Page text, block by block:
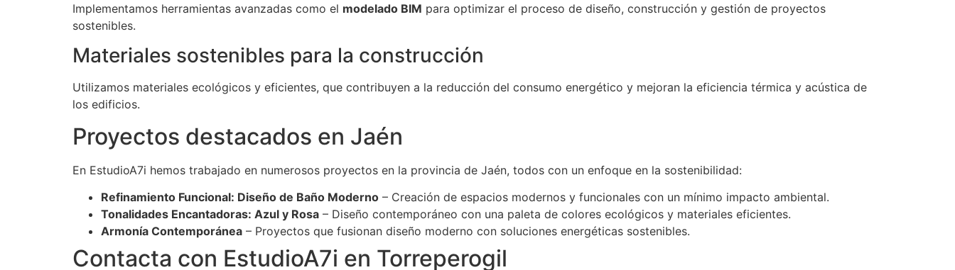
Implementamos herramientas avanzadas como el modelado BIM para optimizar el proceso de diseño, construcción y gestión de proyectos
sostenibles.
Materiales sostenibles para la construcción
Utilizamos materiales ecológicos y eficientes, que contribuyen a la reducción del consumo energético y mejoran la eficiencia térmica y acústica de
los edificios.
Proyectos destacados en Jaén
En EstudioA7i hemos trabajado en numerosos proyectos en la provincia de Jaén, todos con un enfoque en la sostenibilidad:
Refinamiento Funcional: Diseño de Baño Moderno – Creación de espacios modernos y funcionales con un mínimo impacto ambiental.
Tonalidades Encantadoras: Azul y Rosa – Diseño contemporáneo con una paleta de colores ecológicos y materiales eficientes.
Armonía Contemporánea – Proyectos que fusionan diseño moderno con soluciones energéticas sostenibles.
Contacta con EstudioA7i en Torreperogil